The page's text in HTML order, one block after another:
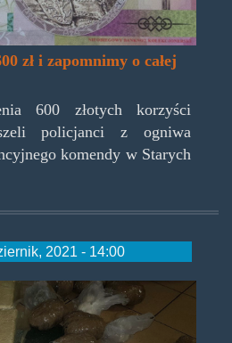
zł i zapomnimy o całej
600 złotych korzyści
policjanci z ogniwa
komendy w Starych
2021 - 14:00